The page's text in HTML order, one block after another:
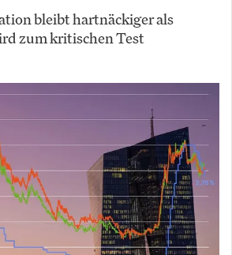
bleibt hartnäckiger als
zum kritischen Test